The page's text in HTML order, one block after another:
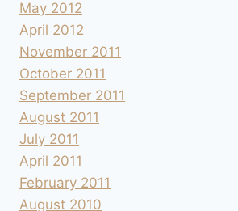
May 2012
April 2012
November 2011
October 2011
September 2011
August 2011
July 2011
April 2011
February 2011
August 2010